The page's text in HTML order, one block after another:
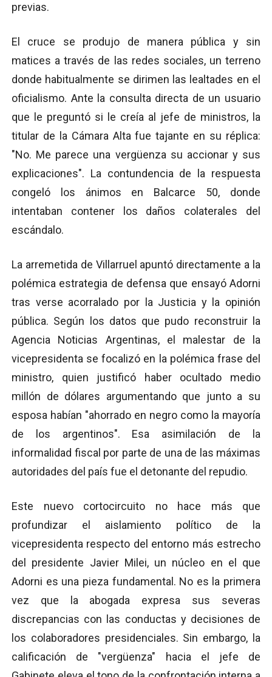
previas.
El cruce se produjo de manera pública y sin
matices a través de las redes sociales, un terreno
donde habitualmente se dirimen las lealtades en el
oficialismo. Ante la consulta directa de un usuario
que le preguntó si le creía al jefe de ministros, la
titular de la Cámara Alta fue tajante en su réplica:
"No. Me parece una vergüenza su accionar y sus
explicaciones". La contundencia de la respuesta
congeló los ánimos en Balcarce 50, donde
intentaban contener los daños colaterales del
escándalo.
La arremetida de Villarruel apuntó directamente a la
polémica estrategia de defensa que ensayó Adorni
tras verse acorralado por la Justicia y la opinión
pública. Según los datos que pudo reconstruir la
Agencia Noticias Argentinas, el malestar de la
vicepresidenta se focalizó en la polémica frase del
ministro, quien justificó haber ocultado medio
millón de dólares argumentando que junto a su
esposa habían "ahorrado en negro como la mayoría
de los argentinos". Esa asimilación de la
informalidad fiscal por parte de una de las máximas
autoridades del país fue el detonante del repudio.
Este nuevo cortocircuito no hace más que
profundizar el aislamiento político de la
vicepresidenta respecto del entorno más estrecho
del presidente Javier Milei, un núcleo en el que
Adorni es una pieza fundamental. No es la primera
vez que la abogada expresa sus severas
discrepancias con las conductas y decisiones de
los colaboradores presidenciales. Sin embargo, la
calificación de "vergüenza" hacia el jefe de